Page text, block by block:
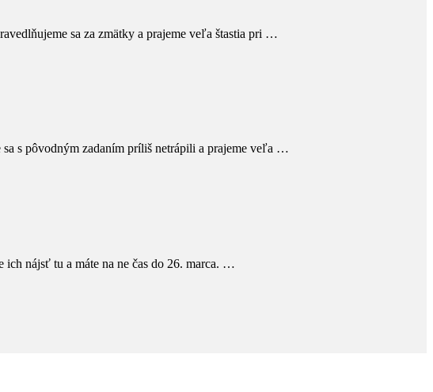
sa za zmätky a prajeme veľa štastia pri …
s pôvodným zadaním príliš netrápili a prajeme veľa …
ich nájsť tu a máte na ne čas do 26. marca. …